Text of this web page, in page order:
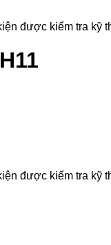
được kiểm tra kỹ
được kiểm tra kỹ